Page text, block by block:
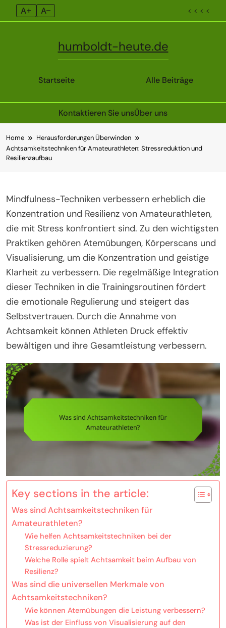
A+ A– < < < <
Startseite
humboldt-heute.de
Alle Beiträge
Kontaktieren Sie unsÜber uns
to
content
Home
Herausforderungen Überwinden
Achtsamkeitstechniken für Amateurathleten: Stressreduktion und
Resilienzaufbau
Mindfulness-Techniken verbessern erheblich die
Konzentration und Resilienz von Amateurathleten,
die mit Stress konfrontiert sind. Zu den wichtigsten
Praktiken gehören Atemübungen, Körperscans und
Visualisierung, um die Konzentration und geistige
Klarheit zu verbessern. Die regelmäßige Integration
dieser Techniken in die Trainingsroutinen fördert
die emotionale Regulierung und steigert das
Selbstvertrauen. Durch die Annahme von
Achtsamkeit können Athleten Druck effektiv
bewältigen und ihre Gesamtleistung verbessern.
Key sections in the article:
Was sind Achtsamkeitstechniken für
Amateurathleten?
Wie helfen Achtsamkeitstechniken bei der
Stressreduzierung?
Welche Rolle spielt Achtsamkeit beim Aufbau von
Resilienz?
Was sind die universellen Merkmale von
Achtsamkeitstechniken?
Wie können Atemübungen die Leistung verbessern?
Was ist der Einfluss von Visualisierung auf den